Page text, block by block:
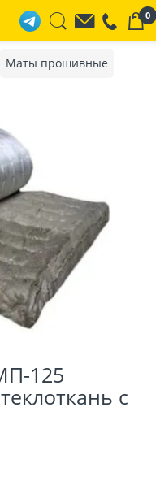
0
Маты прошивные
125
с